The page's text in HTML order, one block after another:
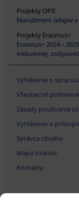
Projekty OPII
Manažment údajov
Projekty Erasmus+
Erasmus+ 2024 –
inkluzívnej,
Vyhlásenie o
Všeobecné
Zásady používania
Vyhlásenie o
Správca obsahu
Mapa stránok
Kontakty